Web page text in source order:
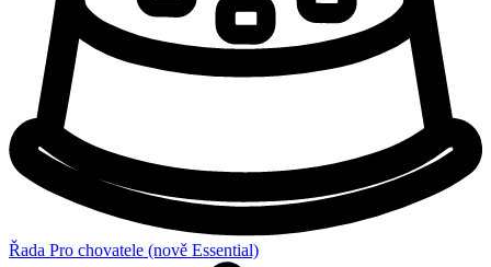
Řada Pro chovatele (nově Essential)